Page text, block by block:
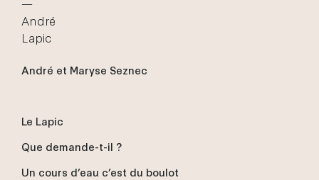
André
Lapic
André et Maryse Seznec
Le Lapic
Que demande-t-il ?
Un cours d’eau c’est du boulot